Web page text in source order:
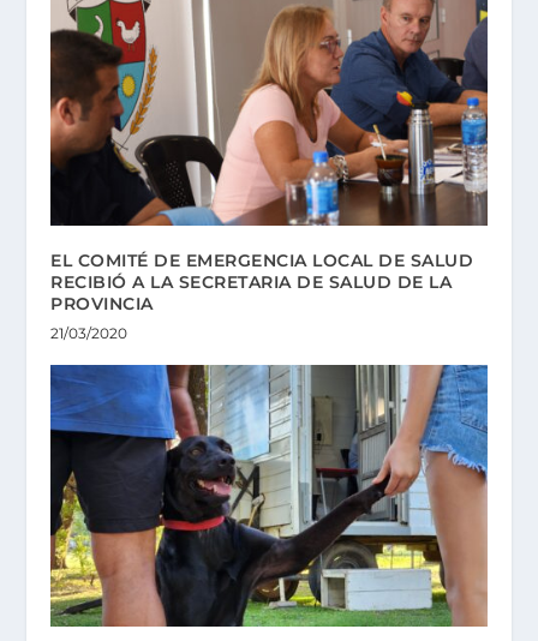
EL COMITÉ DE EMERGENCIA LOCAL DE SALUD
RECIBIÓ A LA SECRETARIA DE SALUD DE LA
PROVINCIA
21/03/2020